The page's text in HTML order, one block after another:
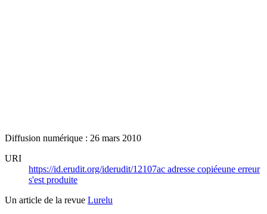
Diffusion numérique : 26 mars 2010
URI
https://id.erudit.org/iderudit/12107ac adresse copiéeune erreur
s'est produite
Un article de la revue Lurelu